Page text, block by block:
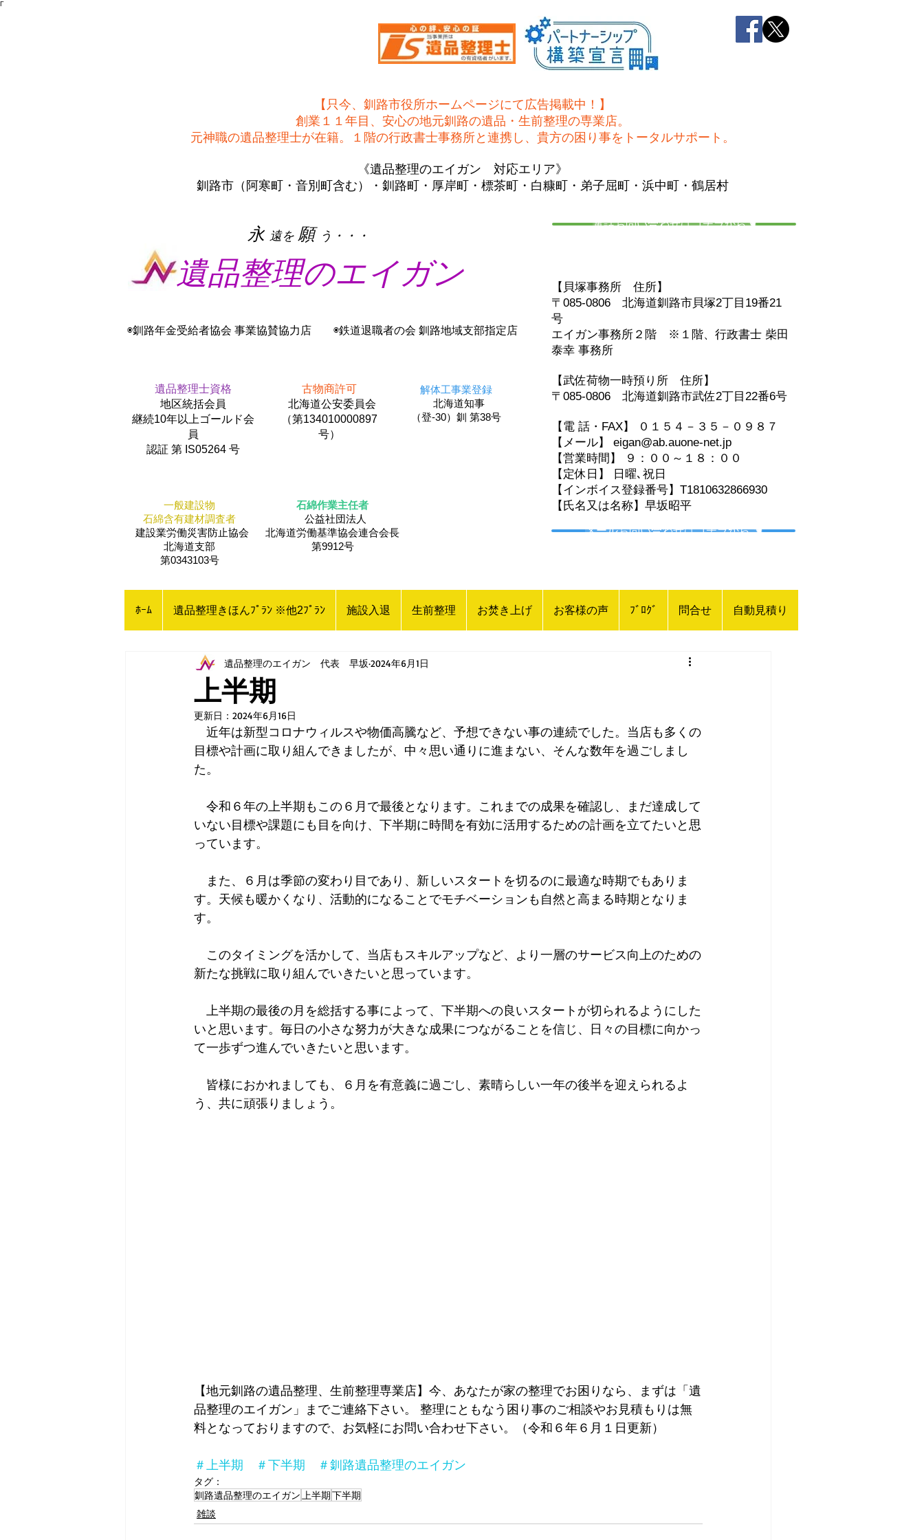
Γ
【只今、釧路市役所ホームページにて広告掲載中！】
創業１１年目、安心の地元釧路の遺品・生前整理の専業店。
​元神職の遺品整理士が在籍。１階の行政書士事務所と連携し、貴方の困り事をトータルサポート。
《遺品整理のエイガン 対応エリア》
釧路市（阿寒町・音別町含む）・釧路町・厚岸町・標茶町・白糠町・弟子屈町・浜中町・鶴居村
​永 遠を 願 う・・・
遺品整理のエイガン
◉釧路年金受給者協会 事業協賛協力店 ◉鉄道退職者の会 釧路地域支部指定店
遺品整理士資格
地区統括会員
​継続10年以上ゴールド会
員
認証 第 IS05264 号
古物商許可
北海道公安委員会
（第134010000897
号）
解体工事業登録
北海道知事
（登-30）釧 第38号
一般建設物
石綿含有建材調査者
建設業労働災害防止協会
北海道支部
第0343103号
石綿作業主任者
公益社団法人
​北海道労働基準協会連合会長
第9912号
電話お問い合わせはコチラから☚
【貝塚事務所 住所】
〒085-0806 北海道釧路市貝塚2丁目19番21
号
エイガン事務所２階
※１階、 行政書士 柴田
泰幸 事務所
【武佐荷物一時預り所 住所】
〒085-0806 北海道釧路市武佐2丁目22番6号
【電 話・FAX】 ０１５４－３５－０９８７
【メール】 eigan@ab.auone-net.jp
【営業時間】 ９：００～１８：００
【定休日】 日曜､祝日
【インボイス登録番号】T1810632866930
【氏名又は名称】早坂昭平
メールお問い合わせはコチラから ☚
ﾎｰﾑ 遺品整理きほんﾌﾟﾗﾝ ※他2ﾌﾟﾗﾝ 施設入退 生前整理 お焚き上げ お客様の声 ﾌﾞﾛｸﾞ 問合せ 自動見積り
上半期
遺品整理のエイガン 代表 早坂 2024年6月1日
更新日： 2024年6月16日
近年は新型コロナウィルスや物価高騰など、予想できない事の連続でした。当店も多くの
目標や計画に取り組んできましたが、中々思い通りに進まない、そんな数年を過ごしまし
た。
令和６年の上半期もこの６月で最後となります。これまでの成果を確認し、まだ達成して
いない目標や課題にも目を向け、下半期に時間を有効に活用するための計画を立てたいと思
っています。
また、６月は季節の変わり目であり、新しいスタートを切るのに最適な時期でもありま
す。天候も暖かくなり、活動的になることでモチベーションも自然と高まる時期となりま
す。
このタイミングを活かして、当店もスキルアップなど、より一層のサービス向上のための
新たな挑戦に取り組んでいきたいと思っています。
上半期の最後の月を総括する事によって、下半期への良いスタートが切られるようにした
いと思います。毎日の小さな努力が大きな成果につながることを信じ、日々の目標に向かっ
て一歩ずつ進んでいきたいと思います。
皆様におかれましても、６月を有意義に過ごし、素晴らしい一年の後半を迎えられるよ
う、共に頑張りましょう。
【地元釧路の遺品整理、生前整理専業店】今、あなたが家の整理でお困りなら、まずは「遺
品整理のエイガン」までご連絡下さい。 整理にともなう困り事のご相談やお見積もりは無
料となっておりますので、お気軽にお問い合わせ下さい。
（令和６年６月１日更新）
＃上半期　＃下半期　＃釧路遺品整理のエイガン
タグ：
釧路遺品整理のエイガン 上半期下半期
雑談